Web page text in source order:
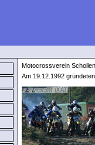
Motocrossverein
Am 19.12.1992